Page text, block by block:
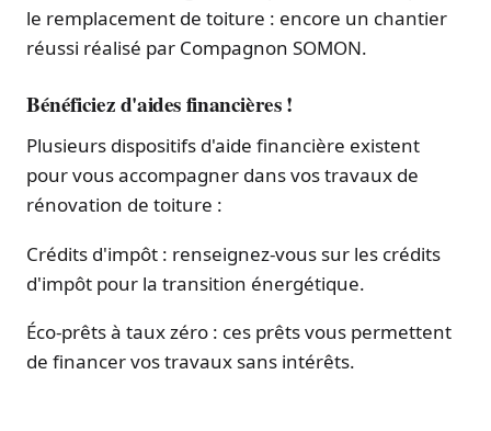
le remplacement de toiture : encore un chantier
réussi réalisé par Compagnon SOMON.
Bénéficiez d'aides financières !
Plusieurs dispositifs d'aide financière existent
pour vous accompagner dans vos travaux de
rénovation de toiture :
Crédits d'impôt : renseignez-vous sur les crédits
d'impôt pour la transition énergétique.
Éco-prêts à taux zéro : ces prêts vous permettent
de financer vos travaux sans intérêts.